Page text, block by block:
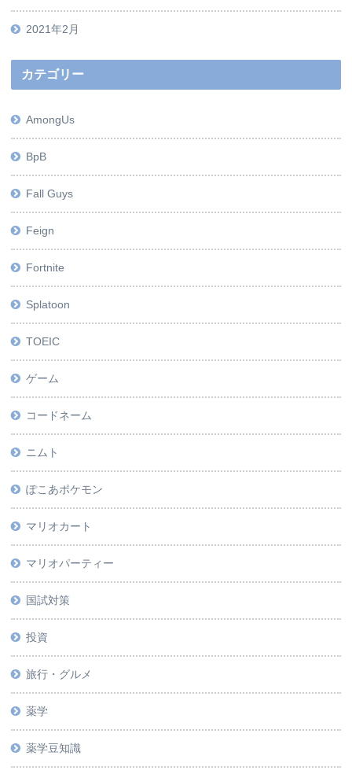
2021年2月
カテゴリー
AmongUs
BpB
Fall Guys
Feign
Fortnite
Splatoon
TOEIC
ゲーム
コードネーム
ニムト
ぽこあポケモン
マリオカート
マリオパーティー
国試対策
投資
旅行・グルメ
薬学
薬学豆知識